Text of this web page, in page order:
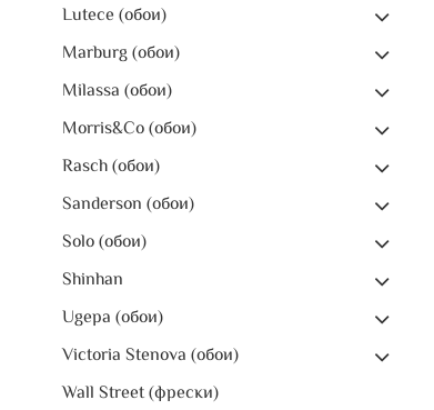
Lutece (обои)
Marburg (обои)
Milassa (обои)
Morris&Co (обои)
Rasch (обои)
Sanderson (обои)
Solo (обои)
Shinhan
Ugepa (обои)
Victoria Stenova (обои)
Wall Street (фрески)